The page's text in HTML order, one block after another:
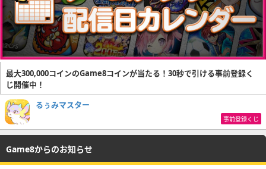
最大300,000コインのGame8コインが当たる！30秒で引ける事前登録く
じ開催中！
るぅみマスター
事前登録くじ
Game8からのお知らせ